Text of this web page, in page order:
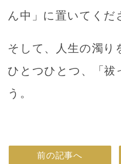
ん中」に置いてくだ
そして、人生の濁
ひとつひとつ、「祓
う。
前の記事へ